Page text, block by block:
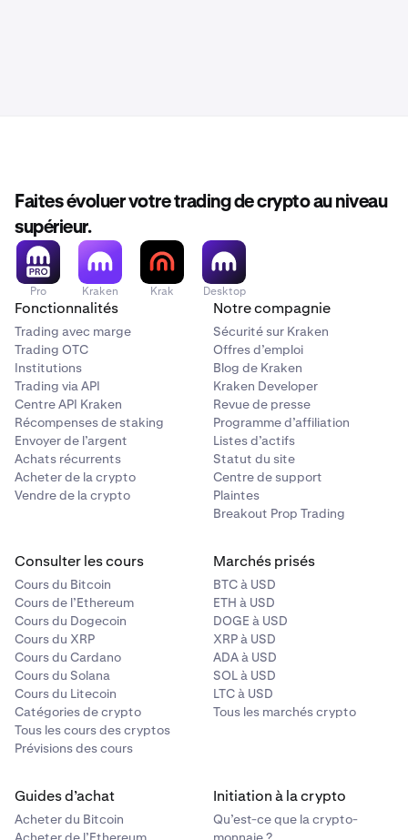
Faites évoluer votre trading de crypto au niveau
supérieur.
Pro Kraken Krak Desktop
Fonctionnalités
Trading avec marge
Trading OTC
Institutions
Trading via API
Centre API Kraken
Récompenses de staking
Envoyer de l’argent
Achats récurrents
Acheter de la crypto
Vendre de la crypto
Notre compagnie
Sécurité sur Kraken
Offres d’emploi
Blog de Kraken
Kraken Developer
Revue de presse
Programme d’affiliation
Listes d’actifs
Statut du site
Centre de support
Plaintes
Breakout Prop Trading
Consulter les cours
Cours du Bitcoin
Cours de l’Ethereum
Cours du Dogecoin
Cours du XRP
Cours du Cardano
Cours du Solana
Cours du Litecoin
Catégories de crypto
Tous les cours des cryptos
Prévisions des cours
Marchés prisés
BTC à USD
ETH à USD
DOGE à USD
XRP à USD
ADA à USD
SOL à USD
LTC à USD
Tous les marchés crypto
Guides d’achat
Acheter du Bitcoin
Initiation à la crypto
Qu’est-ce que la crypto-